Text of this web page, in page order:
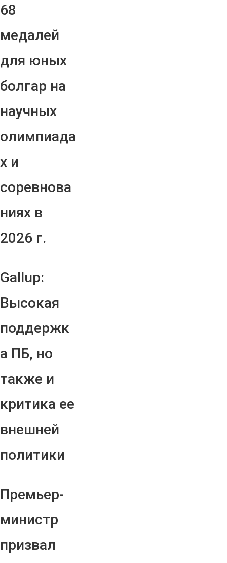
68
медалей
для юных
болгар на
научных
олимпиада
х и
соревнова
ниях в
2026 г.
Gallup:
Высокая
поддержк
а ПБ, но
также и
критика ее
внешней
политики
Премьер-
министр
призвал